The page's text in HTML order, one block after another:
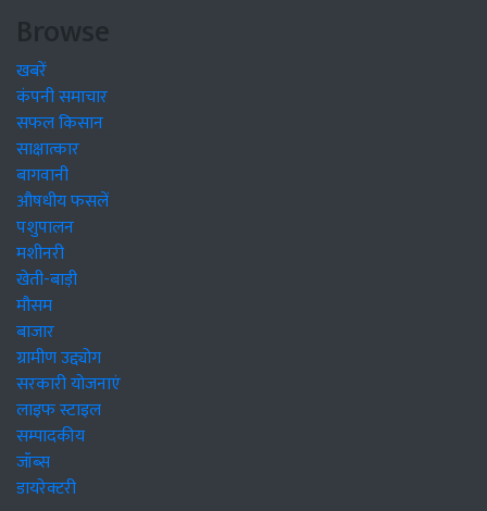
Browse
खबरें
कंपनी समाचार
सफल किसान
साक्षात्कार
बागवानी
औषधीय फसलें
पशुपालन
मशीनरी
खेती-बाड़ी
मौसम
बाजार
ग्रामीण उद्द्योग
सरकारी योजनाएं
लाइफ स्टाइल
सम्पादकीय
जॉब्स
डायरेक्टरी